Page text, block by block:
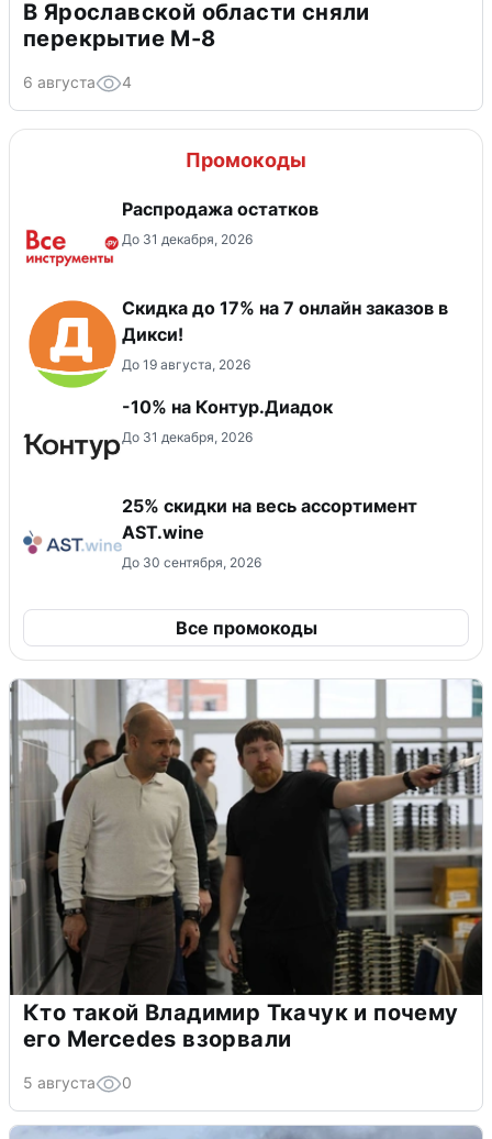
В Ярославской области сняли
перекрытие М-8
6 августа 4
Промокоды
Распродажа остатков
До 31 декабря, 2026
Скидка до 17% на 7 онлайн заказов в
Дикси!
До 19 августа, 2026
-10% на Контур.Диадок
До 31 декабря, 2026
25% скидки на весь ассортимент
AST.wine
До 30 сентября, 2026
Все промокоды
Кто такой Владимир Ткачук и почему
его Mercedes взорвали
5 августа 0